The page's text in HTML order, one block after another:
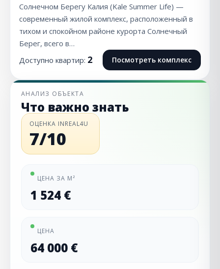
Солнечном Берегу Калия (Kale Summer Life) —
современный жилой комплекс, расположенный в
тихом и спокойном районе курорта Солнечный
Берег, всего в…
Доступно квартир: 2 Посмотреть комплекс
АНАЛИЗ ОБЪЕКТА
Что важно знать
ОЦЕНКА INREAL4U
7/10
ЦЕНА ЗА М²
1 524 €
ЦЕНА
64 000 €